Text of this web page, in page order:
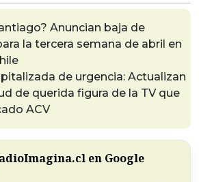
Anuncian baja de
la tercera semana de abril en
de urgencia: Actualizan
de querida figura de la TV que
ACV
en Google